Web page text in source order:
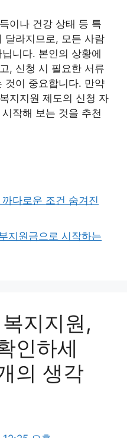
이나 건강 상태 등 특
달라지므로, 모든 사람
니다. 본인의 상황에
, 신청 시 필요한 서류
것이 중요합니다. 만약
지지원 제도의 신청 자
작해 보는 것을 추천
다로운 조건 숨겨진
지원금으로 시작하는
지지원,
인하세
의 생각